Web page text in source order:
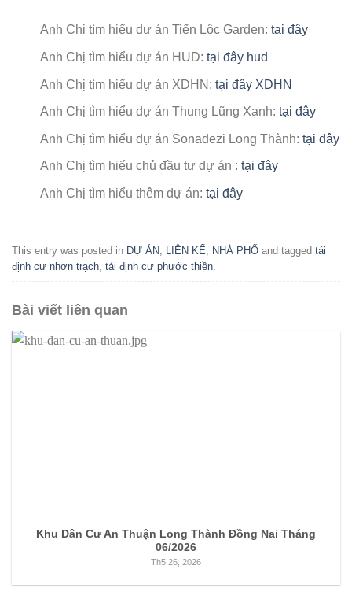
Anh Chị tìm hiểu dự án Tiến Lộc Garden: tại đây
Anh Chị tìm hiểu dự án HUD: tại đây hud
Anh Chị tìm hiểu dự án XDHN: tại đây XDHN
Anh Chị tìm hiểu dự án Thung Lũng Xanh: tại đây
Anh Chị tìm hiểu dự án Sonadezi Long Thành: tại đây
Anh Chị tìm hiểu chủ đầu tư dự án : tại đây
Anh Chị tìm hiểu thêm dự án: tại đây
This entry was posted in DỰ ÁN, LIÊN KẾ, NHÀ PHỐ and tagged tái
định cư nhơn trạch, tái định cư phước thiền.
Bài viết liên quan
Khu Dân Cư An Thuận Long Thành Đồng Nai Tháng
06/2026
Th5 26, 2026